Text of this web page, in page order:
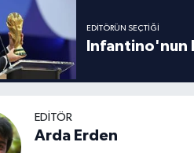
EDITÖRÜN SEÇTIĞI
Infantino'nun
EDITÖR
Arda Erden